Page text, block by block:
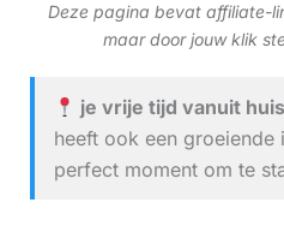
Deze pagina bevat affiliate-
maar door jouw klik
je vrije tijd vanuit
heeft ook een groeiende
perfect moment om te